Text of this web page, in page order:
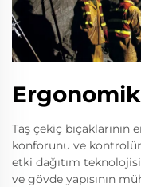
Ergonomik
Taş çekiç
konforunu ve
etki dağıtım
ve gövde yapısının